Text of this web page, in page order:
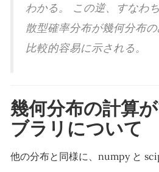
わかる。 この逆、すなわ
散型確率分布が幾何分布の
比較的容易に示される。
幾何分布の計算
ブラリについて
他の分布と同様に、numpy と